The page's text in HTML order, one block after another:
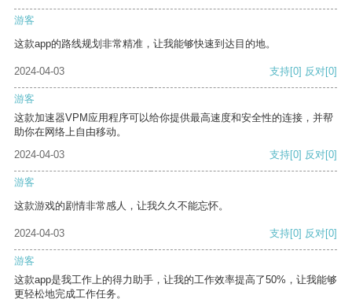
游客
这款app的路线规划非常精准，让我能够快速到达目的地。
2024-04-03 支持[0] 反对[0]
游客
这款加速器VPM应用程序可以给你提供最高速度和安全性的连接，并帮
助你在网络上自由移动。
2024-04-03
支持[0] 反对[0]
游客
这款游戏的剧情非常感人，让我久久不能忘怀。
2024-04-03 支持[0] 反对[0]
游客
这款app是我工作上的得力助手，让我的工作效率提高了50%，让我能够
更轻松地完成工作任务。